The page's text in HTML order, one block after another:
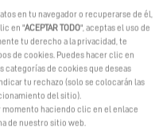
en tu navegador o recuperarse de él,
en "ACEPTAR TODO", aceptas el uso de
tu derecho a la privacidad, te
de cookies. Puedes hacer clic en
categorías de cookies que deseas
tu rechazo (solo se colocarán las
del sitio).
haciendo clic en el enlace
de nuestro sitio web.